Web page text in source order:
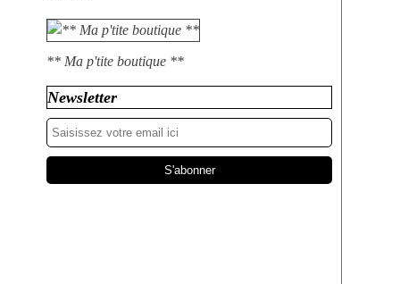
** Ma p'tite boutique **
Newsletter